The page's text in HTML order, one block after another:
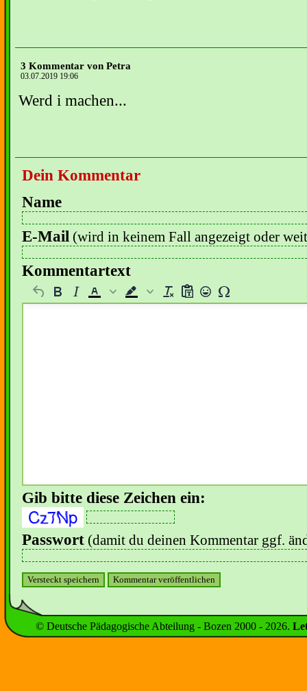
3 Kommentar von Petra
03.07.2019 19:06
Werd i machen...
Dein Kommentar
Name
E-Mail (wird in keinem Fall angezeigt oder
Kommentartext
Gib bitte diese Zeichen ein:
Passwort (damit du deinen Kommentar ggf.
© Deutsche Pädagogische Abteilung - Bozen 2000 - 2026.